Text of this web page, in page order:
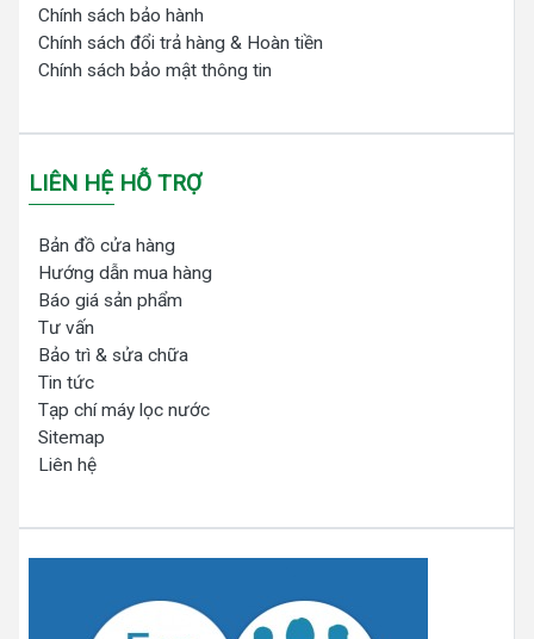
Chính sách bảo hành
Chính sách đổi trả hàng & Hoàn tiền
Chính sách bảo mật thông tin
LIÊN HỆ HỖ TRỢ
Bản đồ cửa hàng
Hướng dẫn mua hàng
Báo giá sản phẩm
Tư vấn
Bảo trì & sửa chữa
Tin tức
Tạp chí máy lọc nước
Sitemap
Liên hệ